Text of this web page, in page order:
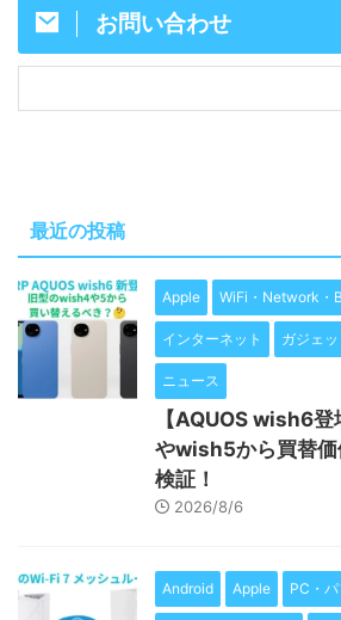
お問い合わせ
最近の投稿
Apple WiFi・Network・
インターネット ガジェ
ニュース
【AQUOS wish6
やwish5から買替価
検証！
2026/8/6
Android Apple PC・